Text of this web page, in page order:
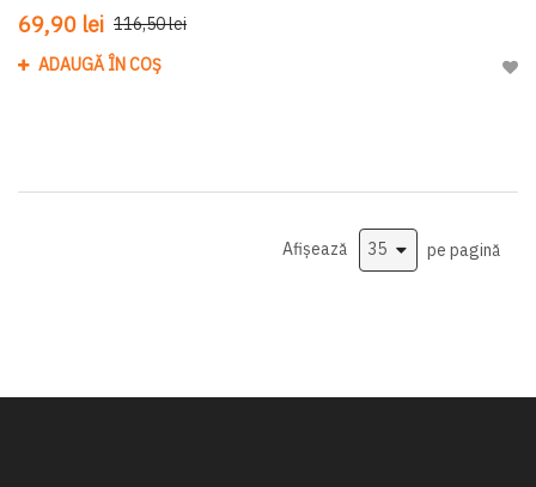
69,90 lei 116,50 lei
ADAUGĂ ÎN COȘ
Afișează pe pagină